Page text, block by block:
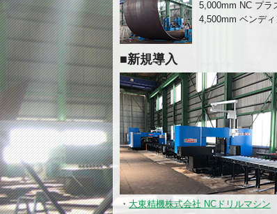
5,000mm NC プラ
4,500mm ベンデ
■新規導入
・ 大東精機株式会社 NCドリルマシン